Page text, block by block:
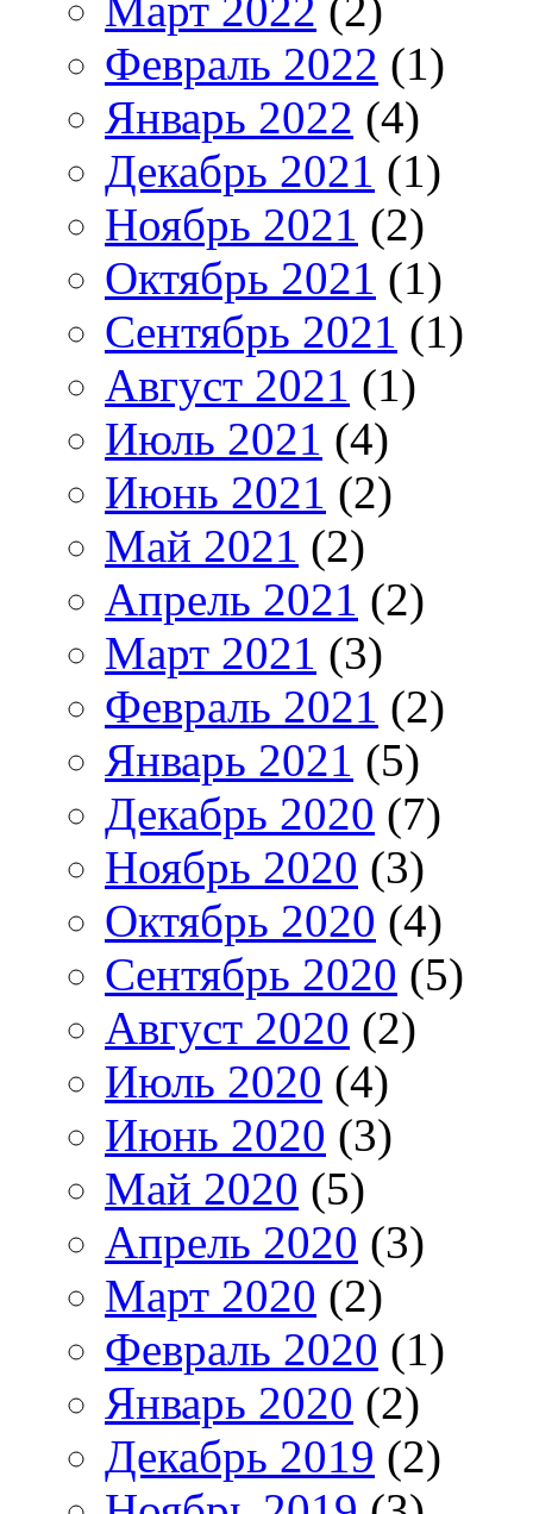
Февраль 2022 (1)
Январь 2022 (4)
Декабрь 2021 (1)
Ноябрь 2021 (2)
Октябрь 2021 (1)
Сентябрь 2021 (1)
Август 2021 (1)
Июль 2021 (4)
Июнь 2021 (2)
Май 2021 (2)
Апрель 2021 (2)
Март 2021 (3)
Февраль 2021 (2)
Январь 2021 (5)
Декабрь 2020 (7)
Ноябрь 2020 (3)
Октябрь 2020 (4)
Сентябрь 2020 (5)
Август 2020 (2)
Июль 2020 (4)
Июнь 2020 (3)
Май 2020 (5)
Апрель 2020 (3)
Март 2020 (2)
Февраль 2020 (1)
Январь 2020 (2)
Декабрь 2019 (2)